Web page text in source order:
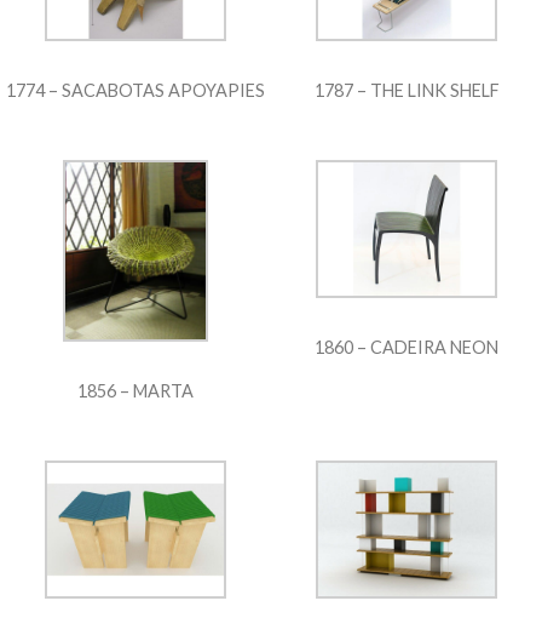
1774 – SACABOTAS APOYAPIES 1787 – THE LINK SHELF
1856 – MARTA
1860 – CADEIRA NEON